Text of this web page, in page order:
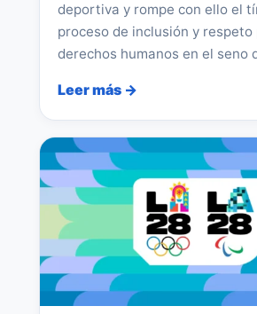
deportiva y rompe con ello el
proceso de inclusión y respeto
derechos humanos en el seno
Leer más →